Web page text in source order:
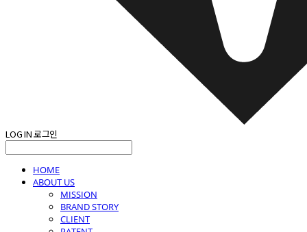
LOG IN로그인
HOME
ABOUT US
MISSION
BRAND STORY
CLIENT